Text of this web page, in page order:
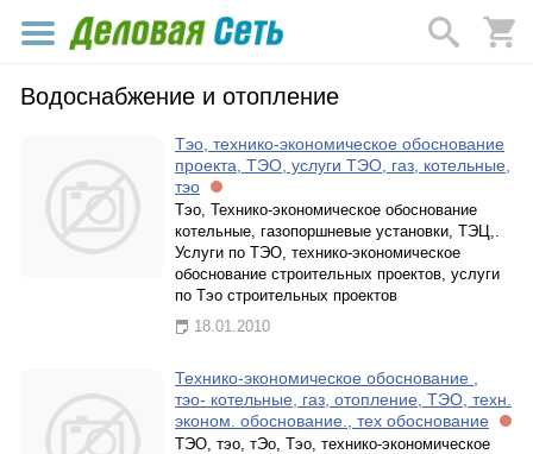
Водоснабжение и отопление
Тэо, технико-экономическое обоснование
проекта, ТЭО, услуги ТЭО, газ, котельные,
тэо
Тэо, Технико-экономическое обоснование
котельные, газопоршневые установки, ТЭЦ,.
Услуги по ТЭО, технико-экономическое
обоснование строительных проектов, услуги
по Тэо строительных проектов
18.01.2010
Технико-экономическое обоснование ,
тэо- котельные, газ, отопление, ТЭО, техн.
эконом. обоснование., тех обоснование
ТЭО, тэо, тЭо, Тэо, технико-экономическое